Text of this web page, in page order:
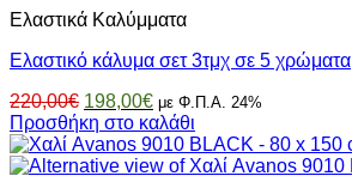
Ελαστικά Καλύμματα
Ελαστικό κάλυμα σετ 3τμχ σε 5 χρώματα
220,00€ Original
price
was:
220,00€.
198,00€Η
τρέχουσα
τιμή
είναι:
με Φ.Π.Α. 24%
Προσθήκη στο καλάθι